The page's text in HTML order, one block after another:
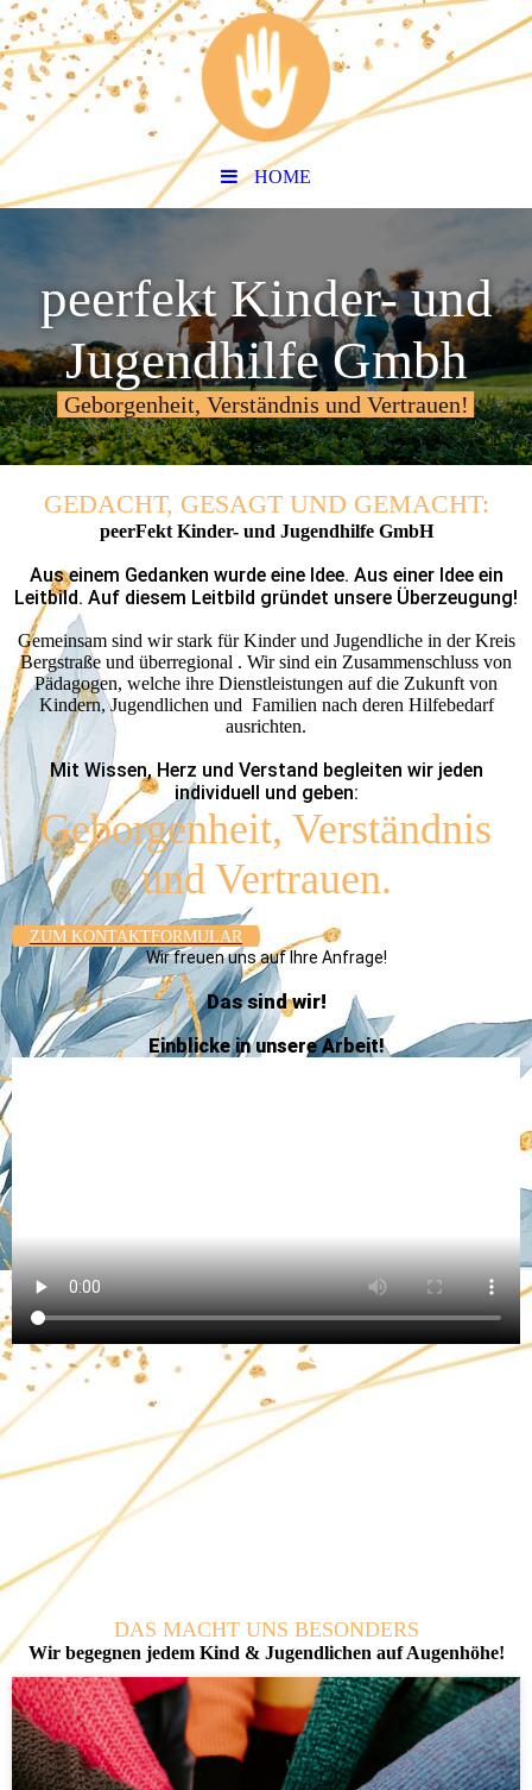
HOME
peerfekt Kinder- und
Jugendhilfe Gmbh
Geborgenheit, Verständnis und Vertrauen!
GEDACHT, GESAGT UND GEMACHT:
peerFekt Kinder- und Jugendhilfe GmbH
Aus einem Gedanken wurde eine Idee. Aus einer Idee ein
Leitbild. Auf diesem Leitbild gründet unsere Überzeugung!
Gemeinsam sind wir stark für Kinder und Jugendliche in der Kreis
Bergstraße und überregional . Wir sind ein Zusam­men­schluss von
Pädagogen, welche ihre Dienstleistungen auf die Zukunft von
Kindern, Jugendlichen und Familien nach deren Hilfebedarf
ausrichten.
Mit Wissen, Herz und Verstand begleiten wir jeden
individuell und geben:
Geborgenheit, Verständnis
und Vertrauen.
ZUM KONTAKT­FORMULAR
Wir freuen uns auf Ihre Anfrage!
Das sind wir!
Einblicke in unsere Arbeit!
DAS MACHT UNS BESONDERS
Wir begegnen jedem Kind & Jugend­lichen auf Augenhöhe!